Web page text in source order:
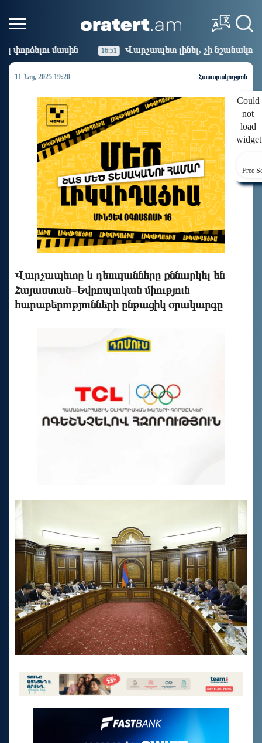
16:51 Վարչապետ լինել, չի նշանակում ինչ ուզել անել
11 Նոյ, 2025 19:20 Հասարակություն
Could
not
load
Free
Վարչապետը և դեսպանները քննարկել են
Հայաստան–Եվրոպական միություն
հարաբերությունների ընթացիկ օրակարգը